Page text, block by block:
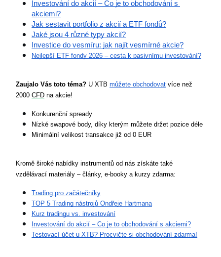
Investování do akcií – Co je to obchodování s
akciemi?
Jak sestavit portfolio z akcií a ETF fondů?
Jaké jsou 4 různé typy akcií?
Investice do vesmíru: jak najít vesmírné akcie?
Nejlepší ETF fondy 2026 – cesta k pasivnímu investování?
Zaujalo Vás toto téma? U XTB můžete obchodovat více než
2000 CFD na akcie!
Konkurenční spready
Nízké swapové body, díky kterým můžete držet pozice déle
Minimální velikost transakce již od 0 EUR
Kromě široké nabídky instrumentů od nás získáte také
vzdělávací materiály – články, e-booky a kurzy zdarma:
Trading pro začátečníky
TOP 5 Trading nástrojů Ondřeje Hartmana
Kurz tradingu vs. investování
Investování do akcií – Co je to obchodování s akciemi?
Testovací účet u XTB? Procvičte si obchodování zdarma!